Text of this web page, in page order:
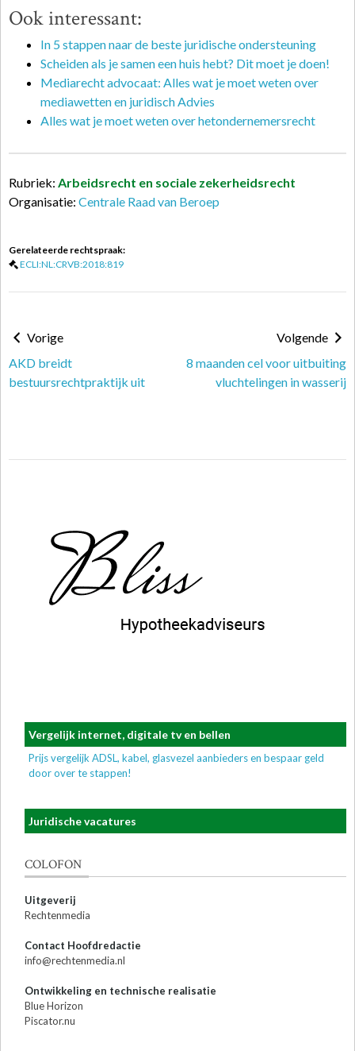
Ook interessant:
In 5 stappen naar de beste juridische ondersteuning
Scheiden als je samen een huis hebt? Dit moet je doen!
Mediarecht advocaat: Alles wat je moet weten over
mediawetten en juridisch Advies
Alles wat je moet weten over hetondernemersrecht
Rubriek: Arbeidsrecht en sociale zekerheidsrecht
Organisatie: Centrale Raad van Beroep
Gerelateerde rechtspraak:
ECLI:NL:CRVB:2018:819
Vorige
AKD breidt
bestuursrechtpraktijk uit
Volgende
8 maanden cel voor uitbuiting
vluchtelingen in wasserij
Vergelijk internet, digitale tv en bellen
Prijs vergelijk ADSL, kabel, glasvezel aanbieders en bespaar geld
door over te stappen!
Juridische vacatures
COLOFON
Uitgeverij
Rechtenmedia
Contact Hoofdredactie
info@rechtenmedia.nl
Ontwikkeling en technische realisatie
Blue Horizon
Piscator.nu